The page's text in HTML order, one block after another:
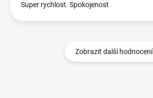
Super rychlost. Spokojenost
Zobrazit další hodnocení